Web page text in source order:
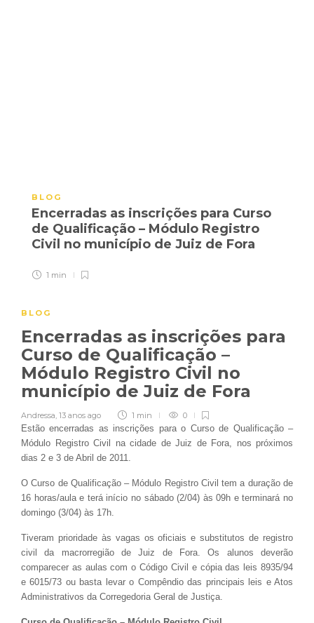
BLOG
Encerradas as inscrições para Curso
de Qualificação – Módulo Registro
Civil no município de Juiz de Fora
1 min
BLOG
Encerradas as inscrições para
Curso de Qualificação –
Módulo Registro Civil no
município de Juiz de Fora
Andressa, 13 anos ago 1 min 0
Estão encerradas as inscrições para o Curso de Qualificação –
Módulo Registro Civil na cidade de Juiz de Fora, nos próximos
dias 2 e 3 de Abril de 2011.
O Curso de Qualificação – Módulo Registro Civil tem a duração de
16 horas/aula e terá início no sábado (2/04) às 09h e terminará no
domingo (3/04) às 17h.
Tiveram prioridade às vagas os oficiais e substitutos de registro
civil da macrorregião de Juiz de Fora. Os alunos deverão
comparecer as aulas com o Código Civil e cópia das leis 8935/94
e 6015/73 ou basta levar o Compêndio das principais leis e Atos
Administrativos da Corregedoria Geral de Justiça.